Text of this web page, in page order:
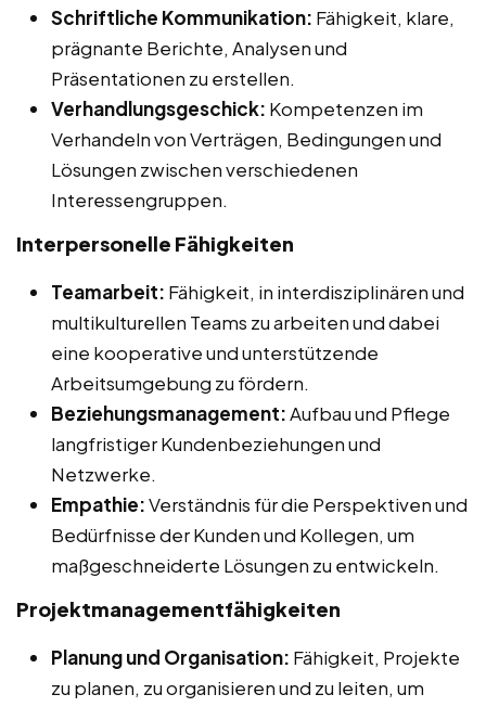
Schriftliche Kommunikation: Fähigkeit, klare,
prägnante Berichte, Analysen und
Präsentationen zu erstellen.
Verhandlungsgeschick: Kompetenzen im
Verhandeln von Verträgen, Bedingungen und
Lösungen zwischen verschiedenen
Interessengruppen.
Interpersonelle Fähigkeiten
Teamarbeit: Fähigkeit, in interdisziplinären und
multikulturellen Teams zu arbeiten und dabei
eine kooperative und unterstützende
Arbeitsumgebung zu fördern.
Beziehungsmanagement:Aufbau und Pflege
langfristiger Kundenbeziehungen und
Netzwerke.
Empathie:Verständnis für die Perspektiven und
Bedürfnisse der Kunden und Kollegen, um
maßgeschneiderte Lösungen zu entwickeln.
Projektmanagementfähigkeiten
Planung und Organisation: Fähigkeit, Projekte
zu planen, zu organisieren und zu leiten, um